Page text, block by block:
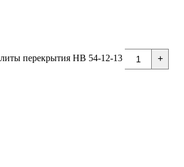
перекрытия НВ 54-12-13
+